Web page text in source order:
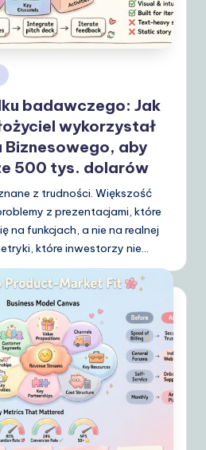
badawczego: Jak
wykorzystał
Biznesowego, aby
500 tys. dolarów
z trudności. Większość
z prezentacjami, które
na funkcjach, a nie na realnej
które inwestorzy nie…